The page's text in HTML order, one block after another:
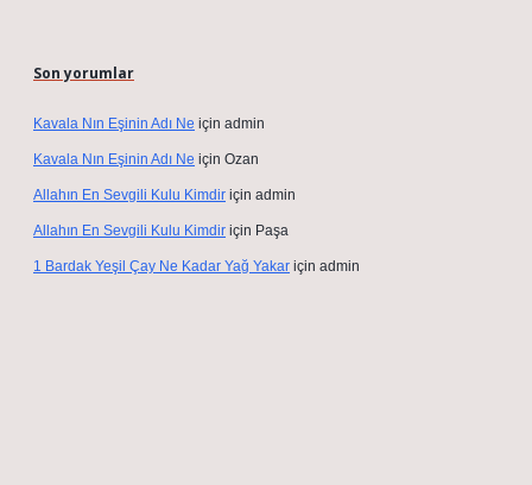
Son yorumlar
Kavala Nın Eşinin Adı Ne için admin
Kavala Nın Eşinin Adı Ne için Ozan
Allahın En Sevgili Kulu Kimdir için admin
Allahın En Sevgili Kulu Kimdir için Paşa
1 Bardak Yeşil Çay Ne Kadar Yağ Yakar için admin